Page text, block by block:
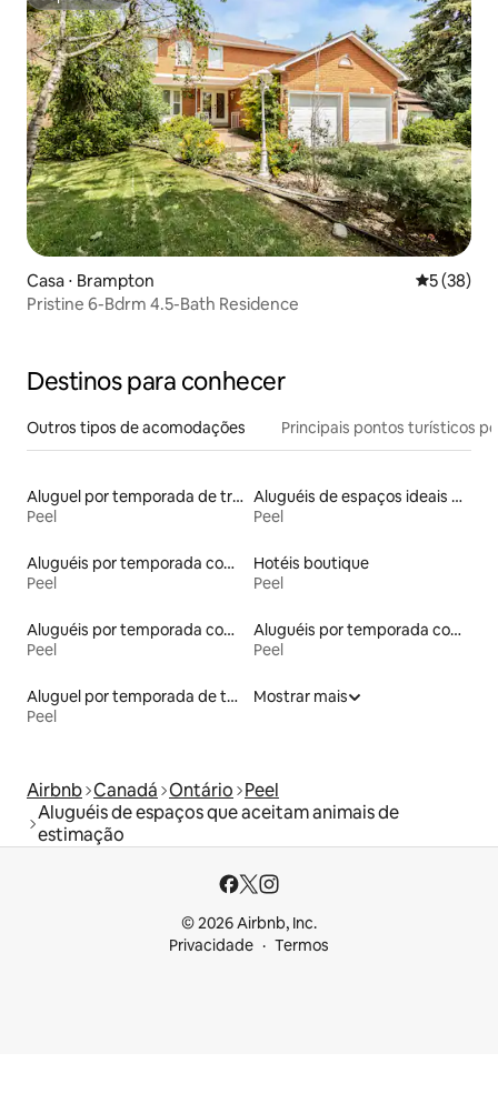
Casa ⋅ Brampton 5 de uma
5 (38)
Pristine 6-Bdrm 4.5-Bath Residence
Destinos para conhecer
Outros tipos de acomodações Principais pontos turísticos
Aluguel por temporada de trailers
Peel
Aluguéis de espaços ideais para famílias
Peel
Aluguéis por temporada com acesso à praia
Peel
Hotéis boutique
Peel
Aluguéis por temporada com caiaque
Peel
Aluguéis por temporada com cama de altura acessível
Peel
Aluguel por temporada de townhouses
Peel
Mostrar mais
Airbnb Canadá Ontário Peel
Aluguéis de espaços que aceitam animais de
estimação
© 2026 Airbnb, Inc.
Privacidade
Termos